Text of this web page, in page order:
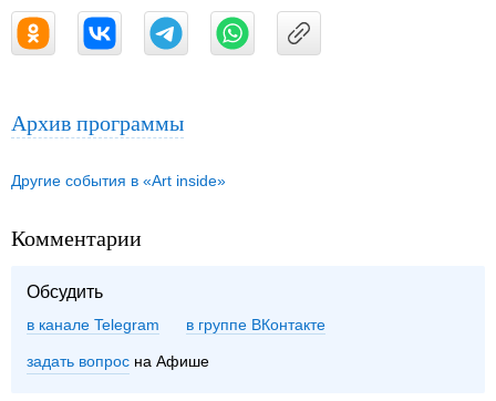
Архив программы
Другие события в «Art inside»
Комментарии
Обсудить
в канале Telegram группе ВКонтакте
задать вопрос на Афише